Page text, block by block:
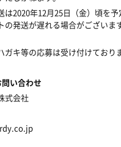
は2020年12月25日（金）頃を
の発送が遅れる場合がございま
ガキ等の応募は受け付けており
い合わせ
式会社